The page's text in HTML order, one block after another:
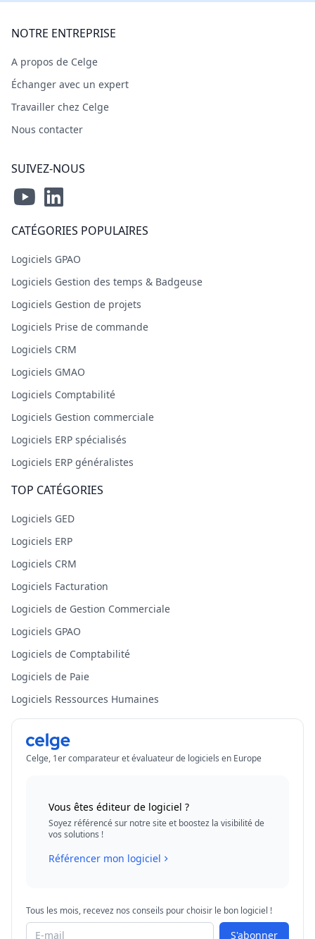
NOTRE ENTREPRISE
A propos de Celge
Échanger avec un expert
Travailler chez Celge
Nous contacter
SUIVEZ-NOUS
CATÉGORIES POPULAIRES
Logiciels GPAO
Logiciels Gestion des temps & Badgeuse
Logiciels Gestion de projets
Logiciels Prise de commande
Logiciels CRM
Logiciels GMAO
Logiciels Comptabilité
Logiciels Gestion commerciale
Logiciels ERP spécialisés
Logiciels ERP généralistes
TOP CATÉGORIES
Logiciels GED
Logiciels ERP
Logiciels CRM
Logiciels Facturation
Logiciels de Gestion Commerciale
Logiciels GPAO
Logiciels de Comptabilité
Logiciels de Paie
Logiciels Ressources Humaines
Celge, 1er comparateur et évaluateur de logiciels en Europe
Vous êtes éditeur de logiciel ?
Soyez référencé sur notre site et boostez la visibilité de
vos solutions !
Référencer mon logiciel
Tous les mois, recevez nos conseils pour choisir le bon logiciel !
S'abonner